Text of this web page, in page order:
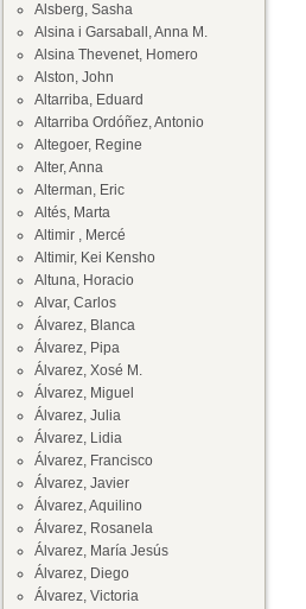
Alsberg, Sasha
Alsina i Garsaball, Anna M.
Alsina Thevenet, Homero
Alston, John
Altarriba, Eduard
Altarriba Ordóñez, Antonio
Altegoer, Regine
Alter, Anna
Alterman, Eric
Altés, Marta
Altimir , Mercé
Altimir, Kei Kensho
Altuna, Horacio
Alvar, Carlos
Álvarez, Blanca
Álvarez, Pipa
Álvarez, Xosé M.
Álvarez, Miguel
Álvarez, Julia
Álvarez, Lidia
Álvarez, Francisco
Álvarez, Javier
Álvarez, Aquilino
Álvarez, Rosanela
Álvarez, María Jesús
Álvarez, Diego
Álvarez, Victoria